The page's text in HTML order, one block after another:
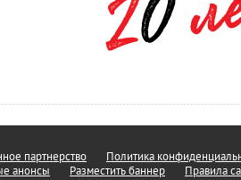
партнерство
Политика
анонсы Разместить баннер Правила